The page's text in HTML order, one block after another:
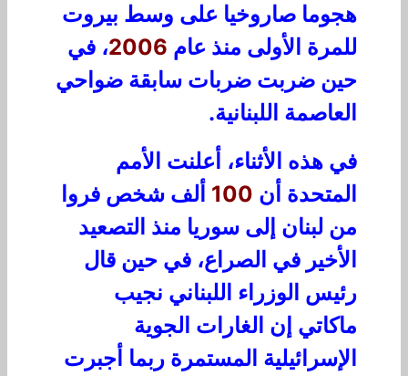
هجوما صاروخيا على وسط بيروت
للمرة الأولى منذ عام 2006، في
حين ضربت ضربات سابقة ضواحي
العاصمة اللبنانية.
في هذه الأثناء، أعلنت الأمم
المتحدة أن 100 ألف شخص فروا
من لبنان إلى سوريا منذ التصعيد
الأخير في الصراع، في حين قال
رئيس الوزراء اللبناني نجيب
ماكاتي إن الغارات الجوية
الإسرائيلية المستمرة ربما أجبرت